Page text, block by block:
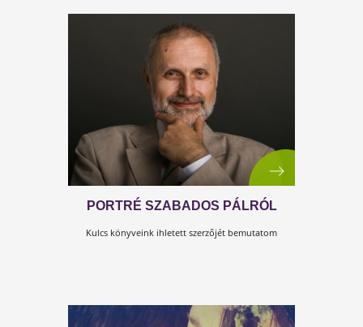
ERŐSSÉGE AZ EGYENSÚLY
Ez a cikkünk a Kulcs a zsírégetéshez című Testszerviz
könyvbe nyújt betekintést.